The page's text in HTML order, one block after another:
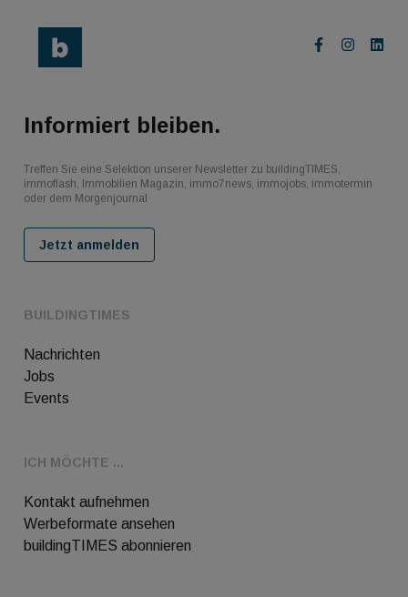
BUILDINGTIMES
Nachrichten
Jobs
Events
ICH MÖCHTE ...
Kontakt aufnehmen
Werbeformate ansehen
buildingTIMES abonnieren
Informiert bleiben.
Treffen Sie eine Selektion unserer Newsletter zu buildingTIMES,
immoflash, Immobilien Magazin, immo7news, immojobs, immotermin
oder dem Morgenjournal
Jetzt anmelden